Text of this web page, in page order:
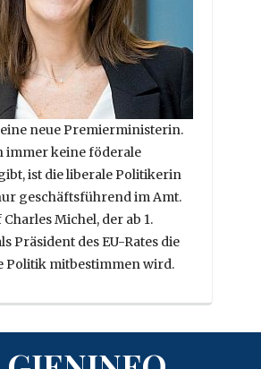
neue Premierministerin.
immer keine föderale
ist die liberale Politikerin
geschäftsführend im Amt.
Michel, der ab 1.
Präsident des EU-Rates die
Politik mitbestimmen wird.